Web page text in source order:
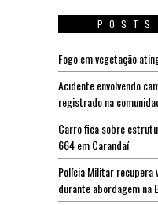
POSTS
Fogo em vegetação
Acidente envolvendo
registrado na
Carro fica sobre
664 em Carandaí
Polícia Militar recupera
durante abordagem na